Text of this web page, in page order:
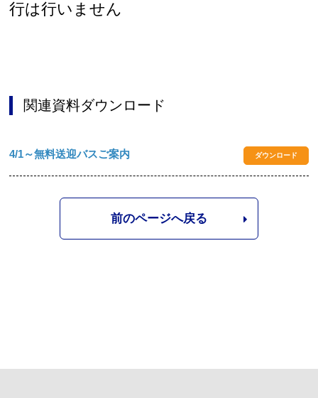
行は行いません
関連資料ダウンロード
4/1～無料送迎バスご案内 ダウンロード
前のページへ戻る